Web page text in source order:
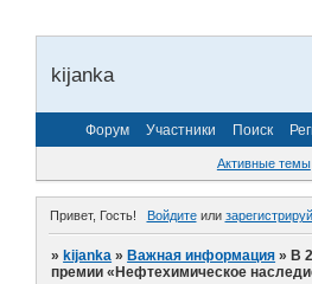
kijanka
Форум Участники Поиск
Активные темы
Привет, Гость! Войдитеили
»kijanka »Важная информация »В
премии «Нефтехимическое